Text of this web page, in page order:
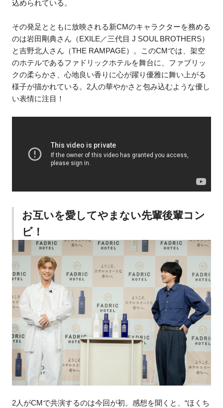
込められている。
その発足とともに放映される新CMのキャラクターを務める
のは岩田剛典さん（EXILE／三代目 J SOUL BROTHERS）
と吉野北人さん（THE RAMPAGE）。このCMでは、架空
のホテルであるファドリックホテルを舞台に、ファブリッ
クの柔らかさ、心地良い香りに心が躍り優雅に舞い上がる
様子が描かれている。2人の華やかさと包み込むような優し
い表情に注目！
お互いを愛してやまない先輩後輩コン
ビ！
2人がCMで共演するのは今回が初。感想を聞くと、“ほくち